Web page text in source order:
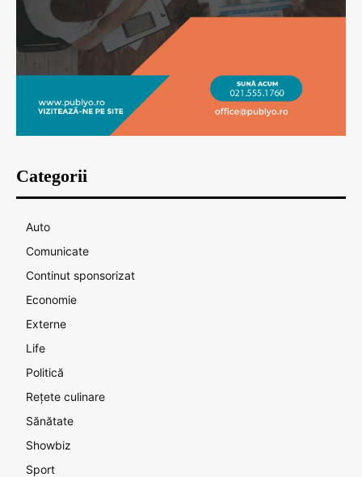
Categorii
Auto
Comunicate
Continut sponsorizat
Economie
Externe
Life
Politică
Rețete culinare
Sănătate
Showbiz
Sport